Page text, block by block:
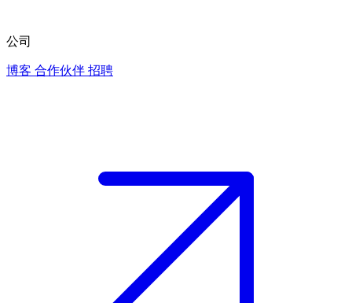
公司
博客 合作伙伴 招聘